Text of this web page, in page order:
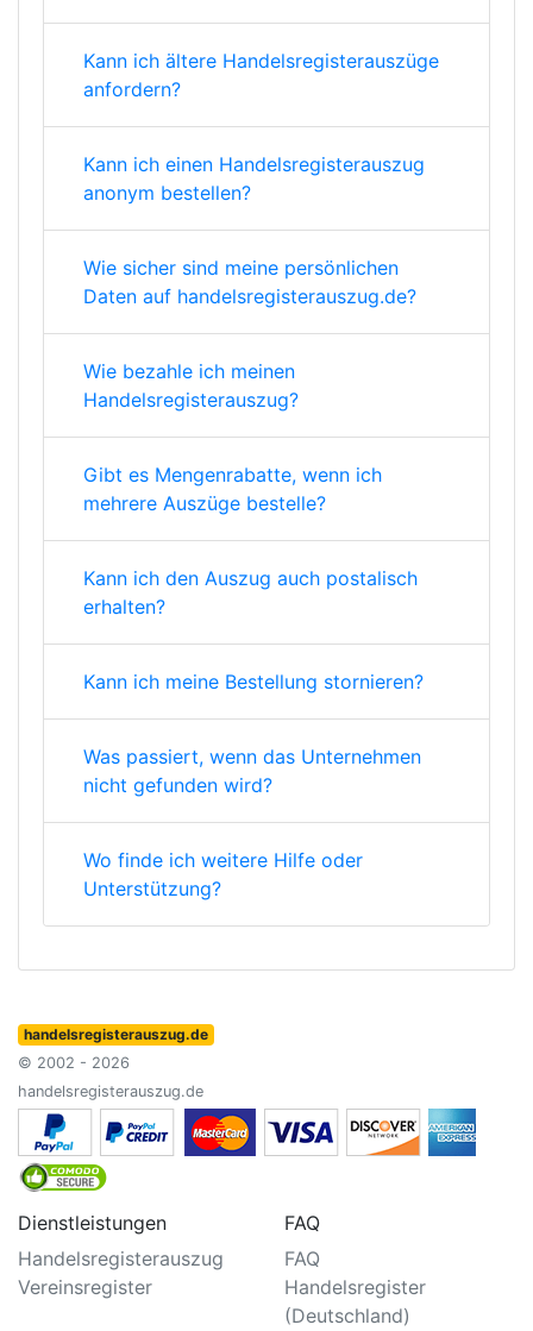
Kann ich ältere Handelsregisterauszüge
anfordern?
Kann ich einen Handelsregisterauszug
anonym bestellen?
Wie sicher sind meine persönlichen
Daten auf handelsregisterauszug.de?
Wie bezahle ich meinen
Handelsregisterauszug?
Gibt es Mengenrabatte, wenn ich
mehrere Auszüge bestelle?
Kann ich den Auszug auch postalisch
erhalten?
Kann ich meine Bestellung stornieren?
Was passiert, wenn das Unternehmen
nicht gefunden wird?
Wo finde ich weitere Hilfe oder
Unterstützung?
handelsregisterauszug.de
© 2002 - 2026
handelsregisterauszug.de
Dienstleistungen
Handelsregisterauszug
Vereinsregister
FAQ
FAQ
Handelsregister
(Deutschland)